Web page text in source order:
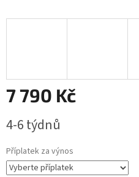
7 790 Kč
cena:
4-6 týdnů
Příplatek za výnos